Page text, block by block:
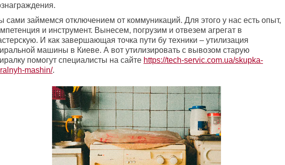
сами займемся отключением от коммуникаций. Для этого у нас есть опыт,
и инструмент. Вынесем, погрузим и отвезем агрегат в
И как завершающая точка пути бу техники – утилизация
машины в Киеве. А вот утилизировать с вывозом старую
помогут специалисты на сайте https://tech-servic.com.ua/skupka-
mashin/.